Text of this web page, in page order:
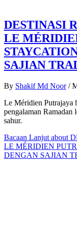
DESTINASI
LE
SAJIAN
By Shakif Md Noor /
Le Méridien Putrajaya
pengalaman Ramadan
sahur.
Bacaan Lanjut about
LE MÉRIDIEN
DENGAN SAJIAN